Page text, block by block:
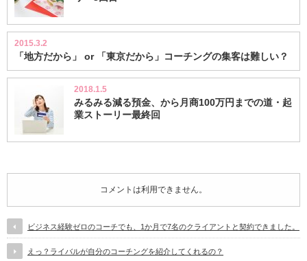
2015.3.2
「地方だから」 or 「東京だから」コーチングの集客は難しい？
2018.1.5
みるみる減る預金、から月商100万円までの道・起
業ストーリー最終回
コメントは利用できません。
ビジネス経験ゼロのコーチでも、1か月で7名のクライアントと契約できました。
えっ？ライバルが自分のコーチングを紹介してくれるの？